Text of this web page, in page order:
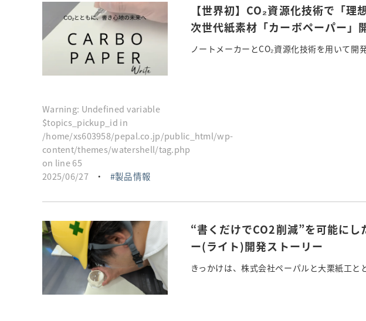
Warning: Undefined variable
$topics_pickup_id in
/home/xs603958/pepal.co.jp/public_html/wp-
content/themes/watershell/tag.php
on line65
2025/06/27
・ 製品情報
【世界初】CO₂資源化技術で「
次世代紙素材「カーボペーパー」
ノートメーカーとCO₂資源化技術を用いて開
“書くだけでCO2削減”を可能に
ー(ライト)開発ストーリー
きっかけは、株式会社ペーパルと大栗紙工と